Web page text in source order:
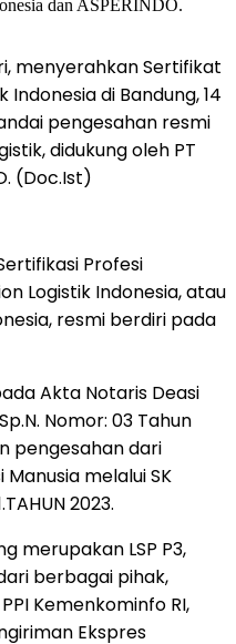
menyerahkan Sertifikat
Indonesia di Bandung, 14
pengesahan resmi
didukung oleh PT
(Doc.Ist)
Profesi
Logistik Indonesia, atau
resmi berdiri pada
Akta Notaris Deasi
Nomor: 03 Tahun
pengesahan dari
melalui SK
2023.
merupakan LSP P3,
berbagai pihak,
Kemenkominfo RI,
Ekspres